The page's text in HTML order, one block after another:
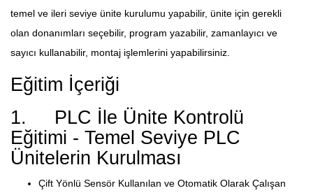
temel ve ileri seviye ünite kurulumu yapabilir, ünite için gerekli
olan donanımları seçebilir, program yazabilir, zamanlayıcı ve
sayıcı kullanabilir, montaj işlemlerini yapabilirsiniz.
Eğitim İçeriği
1. PLC İle Ünite Kontrolü
Eğitimi - Temel Seviye PLC
Ünitelerin Kurulması
Çift Yönlü Sensör Kullanılan ve Otomatik Olarak Çalışan